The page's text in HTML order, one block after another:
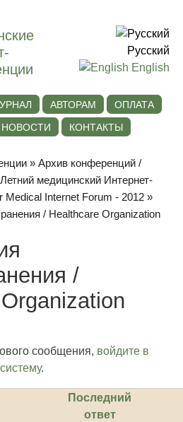
Русский
English
АВТОРАМ
ОПЛАТА
НОВОСТИ КОНТАКТЫ
»Архив конференций /
Летний медицинский Интернет-
Internet Forum - 2012 »
/ Healthcare Organization
/
сообщения, войдите в
систему.
Последний
ответ